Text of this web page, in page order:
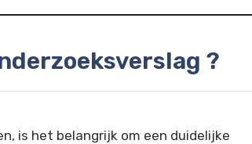
?
is het belangrijk om een duidelijke